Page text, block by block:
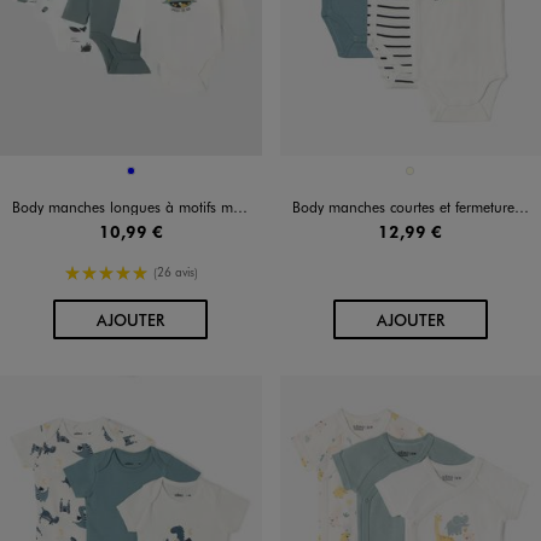
Disponible en 1 coloris
BLEU
Body manches longues à motifs marins bébé garçon (lot de 3)
10,99 €
5/5 de moyenne
(26 avis)
AJOUTERAU PANIER
Body manches courtes et fermeture croisée devant bébé garçon (lot de 3)
12,99 €
AJOUTERAU PANIER